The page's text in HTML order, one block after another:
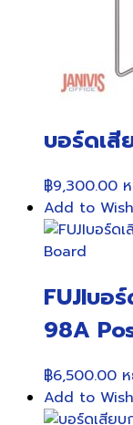
บอร์ดเสี
฿9,300.00
Add to
FUJIบอ
98A
฿6,500.00
Add to